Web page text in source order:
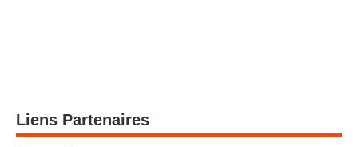
Liens Partenaires